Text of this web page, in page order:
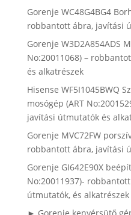
Gorenje WC48G4BG4
robbantott ábra, javítási
Gorenje W3D2A854ADS
No:20011068) –
és alkatrészek
Hisense WF5I1045BWQ
mosógép (ART
javítási útmutatók és
Gorenje MVC72FW
robbantott ábra, javítási
Gorenje GI642E90X
No:20011937)-
útmutatók, és alkatrészek